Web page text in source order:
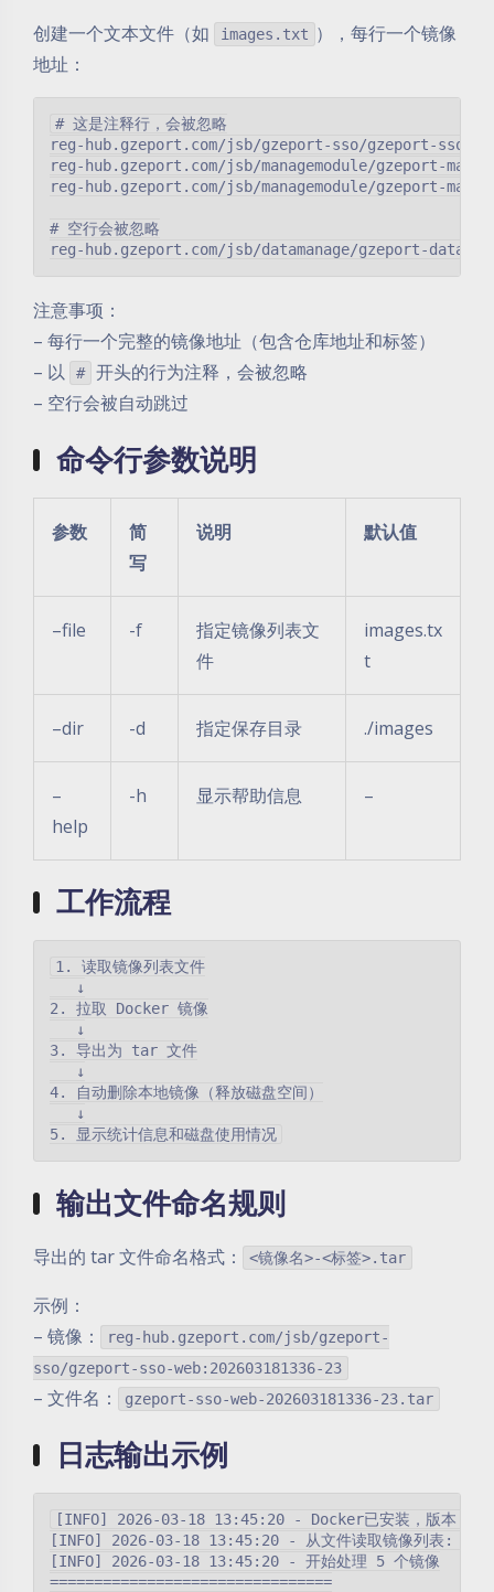
创建一个文本文件（如 images.txt ），每行一个镜像
地址：
# 这是注释行，会被忽略
reg-hub.gzeport.com/jsb/gzeport-sso/gzeport-sso-
reg-hub.gzeport.com/jsb/managemodule/gzeport-
reg-hub.gzeport.com/jsb/managemodule/gzeport-
# 空行会被忽略
注意事项：
– 每行一个完整的镜像地址（包含仓库地址和标签）
– 以
#
开头的行为注释，会被忽略
– 空行会被自动跳过
命令行参数说明
参数
简
写
说明 默认值
–file -f
指定镜像列表文
件
images.tx
t
–dir -d 指定保存目录 ./images
–
help
-h 显示帮助信息 –
工作流程
1. 读取镜像列表文件
   ↓
2. 拉取 Docker 镜像
   ↓
3. 导出为 tar 文件
   ↓
4. 自动删除本地镜像（释放磁盘空间）
   ↓
输出文件命名规则
导出的 tar 文件命名格式： <镜像名>-<标签>.tar
示例：
– 镜像：
reg-hub.gzeport.com/jsb/gzeport-
sso/gzeport-sso-web:202603181336-23
– 文件名： gzeport-sso-web-202603181336-23.tar
日志输出示例
[INFO] 2026-03-18 13:45:20 - Docker已安装，版本:
[INFO] 2026-03-18 13:45:20 - 从文件读取镜像列表:
[INFO] 2026-03-18 13:45:20 - 开始处理 5 个镜像
================================